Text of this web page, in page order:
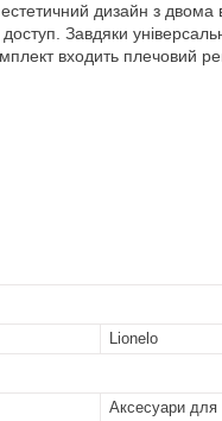
дизайн з
Завдяки
входить плечовий
Lionelo
Аксесуари для